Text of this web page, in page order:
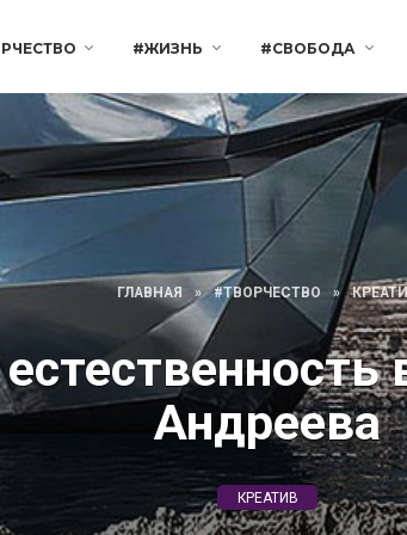
#ЖИЗНЬ #СВОБОДА
ГЛАВНАЯ » #ТВОРЧЕСТВО »
Андреева
КРЕАТИВ